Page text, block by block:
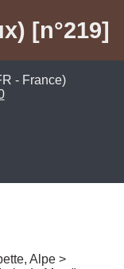
[n°219]
- France)
Alpe >